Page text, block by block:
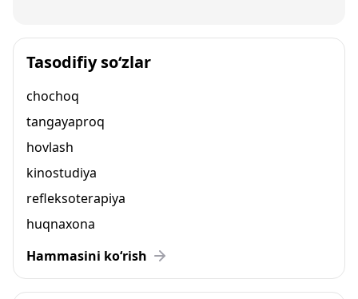
Tasodifiy so‘zlar
chochoq
tangayaproq
hovlash
kinostudiya
refleksoterapiya
huqnaxona
Hammasini ko‘rish